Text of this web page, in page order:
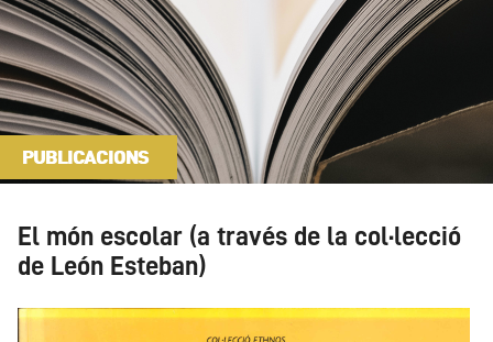
PUBLICACIONS
El món escolar (a través de la col·lecció
de León Esteban)